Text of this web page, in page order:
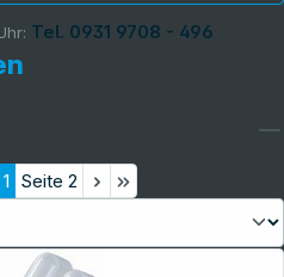
Tel. 0931 9708 - 496
1 Seite 2